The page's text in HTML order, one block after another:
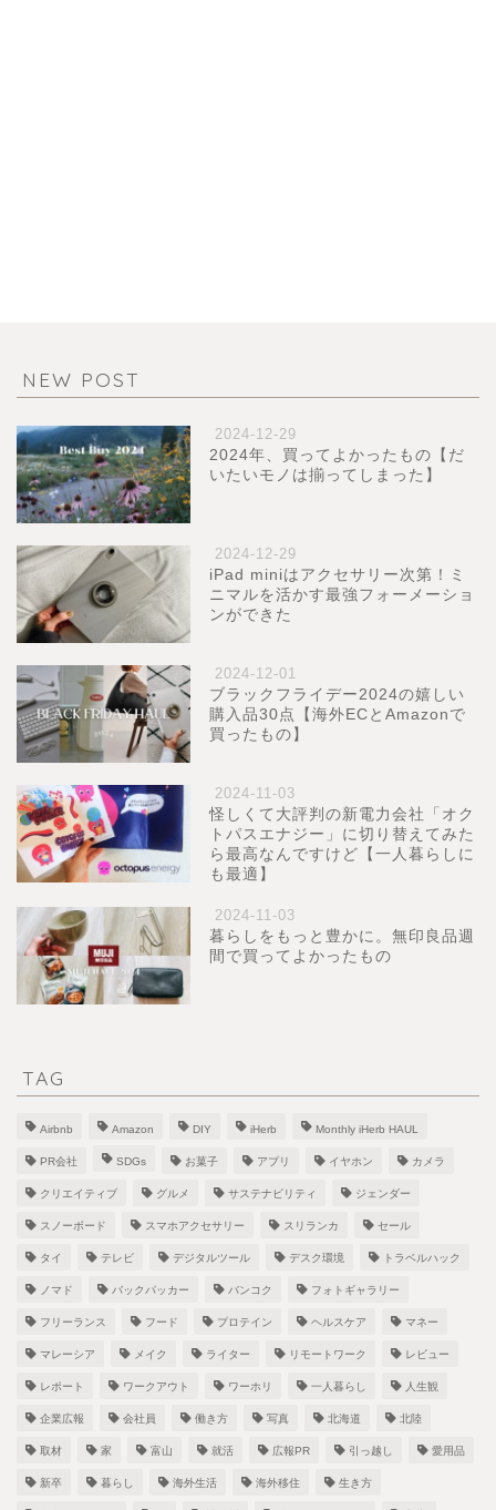
NEW POST
2024-12-29
2024年、買ってよかったもの【だ
いたいモノは揃ってしまった】
2024-12-29
iPad miniはアクセサリー次第！ミ
ニマルを活かす最強フォーメーショ
ンができた
2024-12-01
ブラックフライデー2024の嬉しい
購入品30点【海外ECとAmazonで
買ったもの】
2024-11-03
怪しくて大評判の新電力会社「オク
トパスエナジー」に切り替えてみた
ら最高なんですけど【一人暮らしに
も最適】
2024-11-03
暮らしをもっと豊かに。無印良品週
間で買ってよかったもの
TAG
Airbnb Amazon DIY iHerb Monthly iHerb HAUL
PR会社 SDGs お菓子 アプリ イヤホン カメラ
クリエイティブ グルメ サステナビリティ ジェンダー
スノーボード スマホアクセサリー スリランカ セール
タイ テレビ デジタルツール デスク環境 トラベルハック
ノマド バックパッカー バンコク フォトギャラリー
フリーランス フード プロテイン ヘルスケア マネー
マレーシア メイク ライター リモートワーク レビュー
レポート ワークアウト ワーホリ 一人暮らし 人生観
企業広報 会社員 働き方 写真 北海道 北陸
取材 家 富山 就活 広報PR 引っ越し 愛用品
新卒 暮らし 海外生活 海外移住 生き方